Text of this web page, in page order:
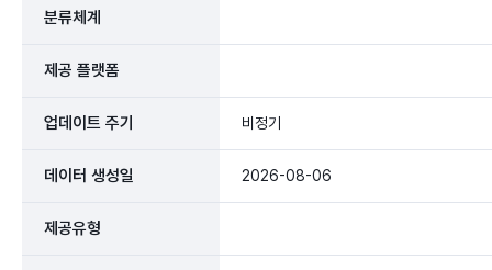
분류체계
제공 플랫폼
업데이트 주기 비정기
데이터 생성일 2026-08-06
제공유형